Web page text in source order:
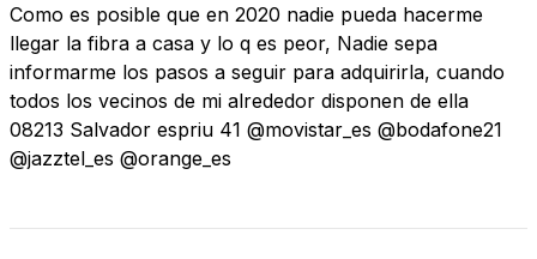
Como es posible que en 2020 nadie pueda hacerme
llegar la fibra a casa y lo q es peor, Nadie sepa
informarme los pasos a seguir para adquirirla, cuando
todos los vecinos de mi alrededor disponen de ella
08213 Salvador espriu 41 @movistar_es @bodafone21
@jazztel_es @orange_es